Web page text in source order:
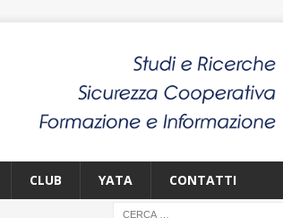
CLUB YATA CONTATTI